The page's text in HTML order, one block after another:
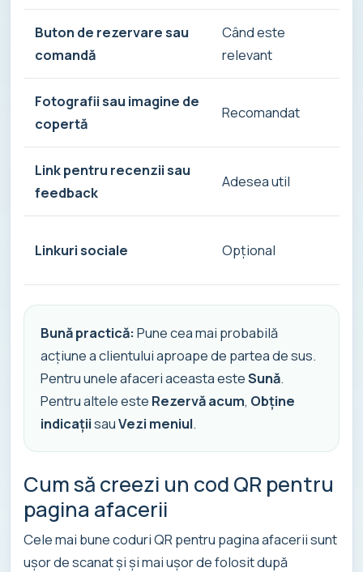
Buton de rezervare sau
comandă
Când este
relevant
Fotografii sau imagine de
copertă
Recomandat
Link pentru recenzii sau
feedback
Adesea util
Linkuri sociale Opțional
Bună practică: Pune cea mai probabilă
acțiune a clientului aproape de partea de sus.
Pentru unele afaceri aceasta esteSună.
Pentru altele este Rezervă acum, Obține
indicațiisauVezi meniul.
Cum să creezi un cod QR pentru
pagina afacerii
Cele mai bune coduri QR pentru pagina afacerii sunt
ușor de scanat și și mai ușor de folosit după